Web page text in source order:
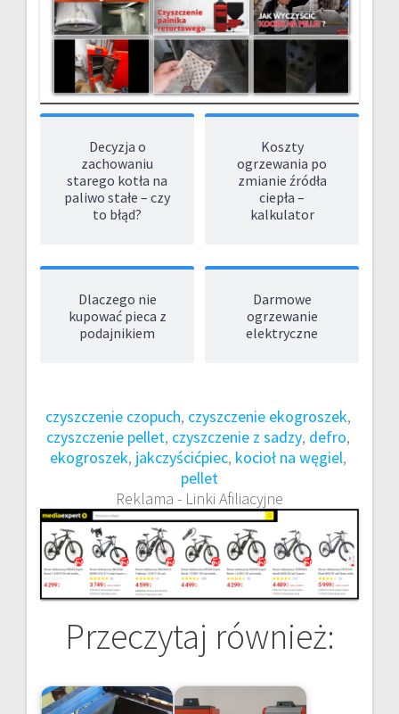
Decyzja o
zachowaniu
starego kotła na
paliwo stałe – czy
to błąd?
Koszty
ogrzewania po
zmianie źródła
ciepła –
kalkulator
Dlaczego nie
kupować pieca z
podajnikiem
Darmowe
ogrzewanie
elektryczne
czyszczenie czopuch, czyszczenie ekogroszek
czyszczenie pellet, czyszczenie z sadzy, defro
ekogroszek, jakczyścićpiec, kocioł na węgiel
pellet
Reklama - Linki Afiliacyjne
Przeczytaj również: